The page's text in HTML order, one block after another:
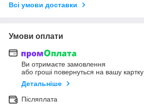
Всі умови доставки
Умови оплати
Ви отримаєте замовлення
або гроші повернуться на вашу картку
Детальніше
Післяплата